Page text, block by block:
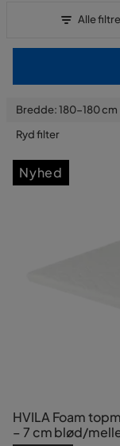
Alle filtre
Bredde: 180-180 cm
Ryd filter
HVILA Foam
– 7 cm blød/
Nyhed